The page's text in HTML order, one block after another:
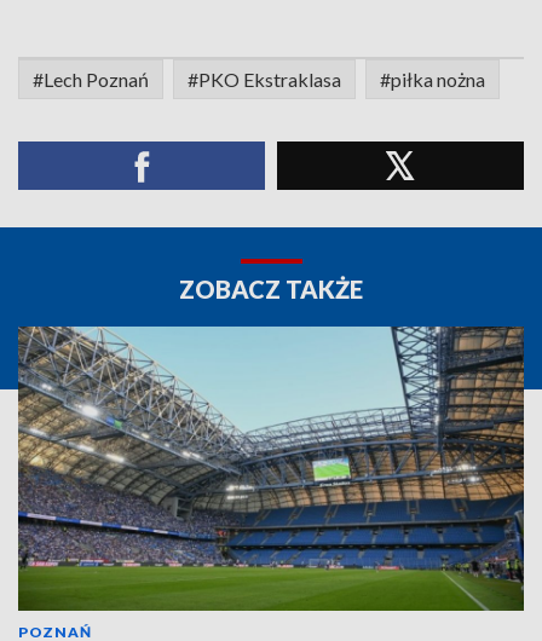
#Lech Poznań #PKO Ekstraklasa #piłka nożna
ZOBACZ TAKŻE
POZNAŃ